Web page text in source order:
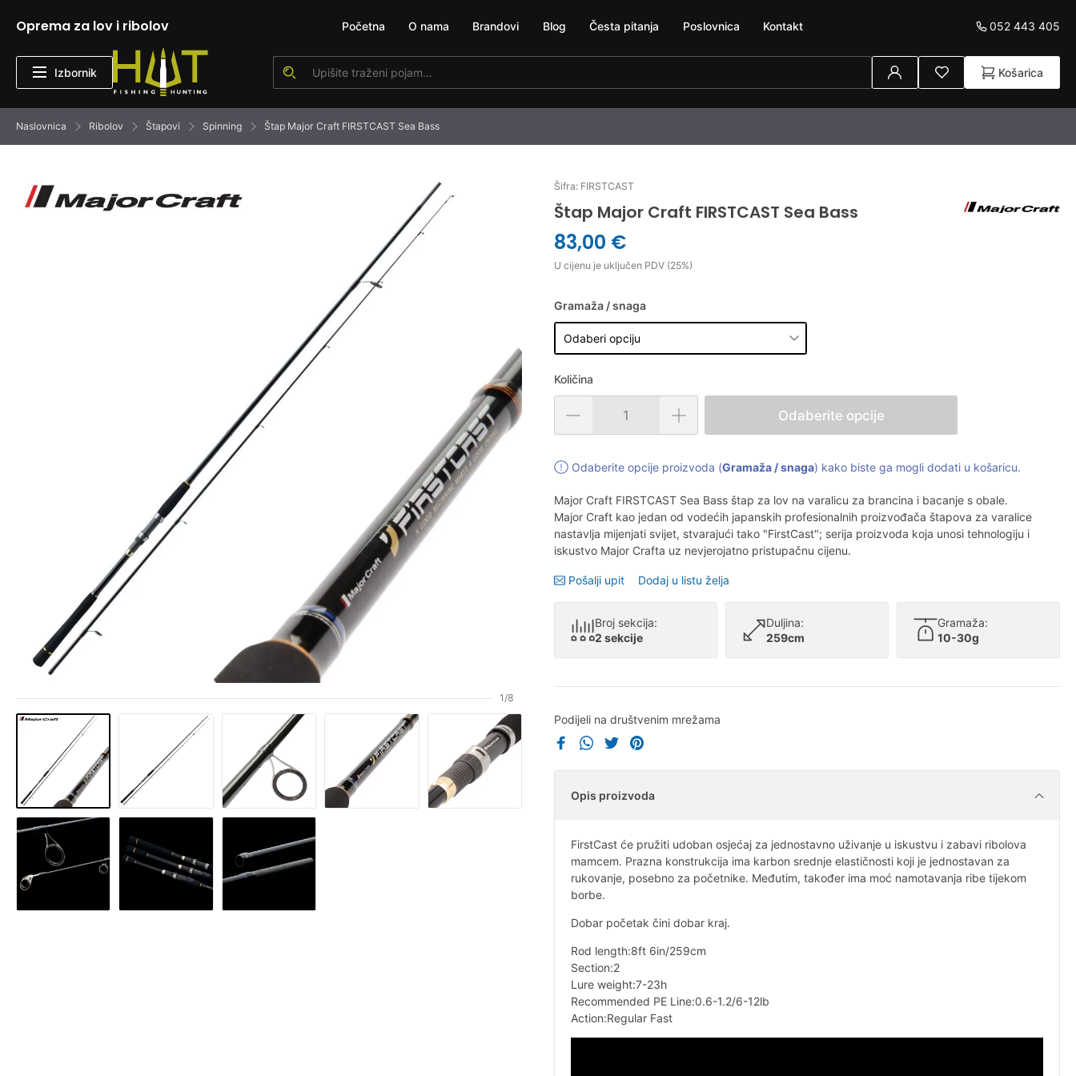
Oprema za lov i ribolov Početna O nama Brandovi Blog Česta pitanja Poslovnica Kontakt 052 443 405
Izbornik Košarica
Naslovnica Ribolov Štapovi Spinning Štap Major Craft FIRSTCAST Sea Bass
1/8
Šifra: FIRSTCAST
Štap Major Craft FIRSTCAST Sea Bass
83,00 €
U cijenu je uključen PDV (25%)
Gramaža / snaga
Količina
Odaberite opcije
Odaberite opcije proizvoda (Gramaža / snaga) kako biste ga mogli dodati u košaricu.
Major Craft FIRSTCAST Sea Bass štap za lov na varalicu za brancina i bacanje s obale.
Major Craft kao jedan od vodećih japanskih profesionalnih proizvođača štapova za varalice
nastavlja mijenjati svijet, stvarajući tako "FirstCast"; serija proizvoda koja unosi tehnologiju i
iskustvo Major Crafta uz nevjerojatno pristupačnu cijenu.
Pošalji upit Dodaj u listu želja
Broj sekcija:
2 sekcije
Duljina:
259cm
Gramaža:
10-30g
Podijeli na društvenim mrežama
Opis proizvoda
FirstCast će pružiti udoban osjećaj za jednostavno uživanje u iskustvu i zabavi ribolova
mamcem. Prazna konstrukcija ima karbon srednje elastičnosti koji je jednostavan za
rukovanje, posebno za početnike. Međutim, također ima moć namotavanja ribe tijekom
borbe.
Dobar početak čini dobar kraj.
Rod length:8ft 6in/259cm
Section:2
Lure weight:7-23h
Recommended PE Line:0.6-1.2/6-12lb
Action:Regular Fast